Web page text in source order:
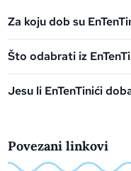
Za koju dob su
Što odabrati iz
Jesu li EnTenTinići
Povezani linkovi